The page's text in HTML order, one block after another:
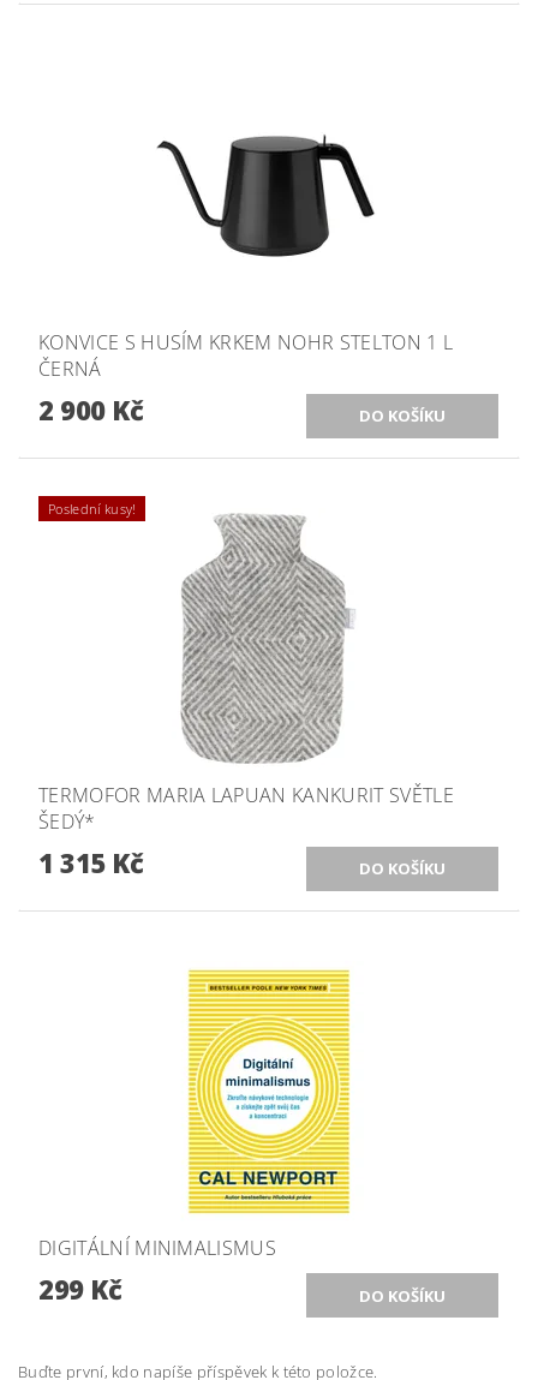
KONVICE S HUSÍM KRKEM NOHR STELTON 1 L
ČERNÁ
2 900 Kč
Poslední kusy!
TERMOFOR MARIA LAPUAN KANKURIT SVĚTLE
ŠEDÝ*
1 315 Kč
DIGITÁLNÍ MINIMALISMUS
299 Kč
Buďte první, kdo napíše příspěvek k této položce.